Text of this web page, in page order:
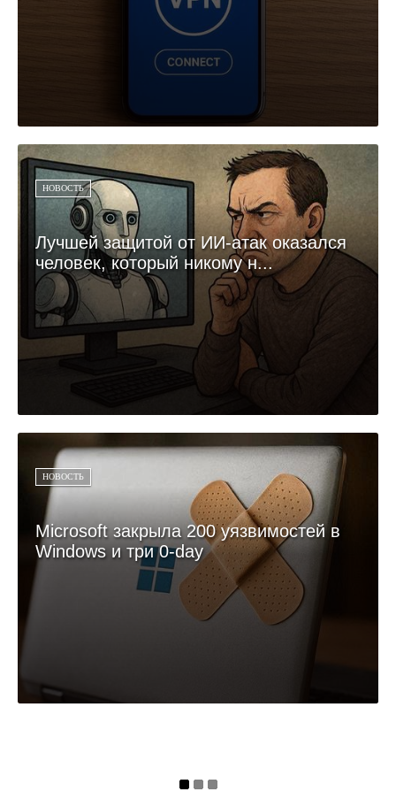
НОВОСТЬ
Лучшей защитой от ИИ-атак оказался
человек, который никому н...
НОВОСТЬ
Microsoft закрыла 200 уязвимостей в
Windows и три 0-day